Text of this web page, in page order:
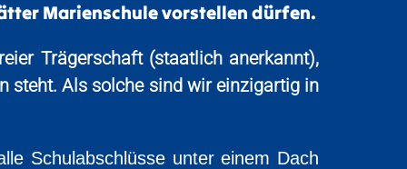
Marienschule vorstellen dürfen.
Trägerschaft (staatlich anerkannt),
steht. Als solche sind wir einzigartig in
Schulabschlüsse unter einem Dach